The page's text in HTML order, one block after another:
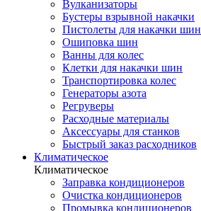
Вулканизаторы
Бустеры взрывной накачки
Пистолеты для накачки шин
Ошиповка шин
Ванны для колес
Клетки для накачки шин
Транспортировка колес
Генераторы азота
Регруверы
Расходные материалы
Аксессуары для станков
Быстрый заказ расходников
Климатическое
Климатическое
Заправка кондиционеров
Очистка кондиционеров
Промывка кондиционеров